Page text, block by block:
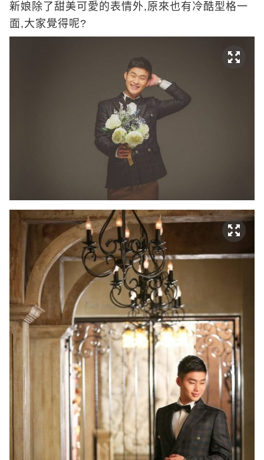
新娘除了甜美可愛的表情外,原來也有冷酷型格一
面,大家覺得呢?